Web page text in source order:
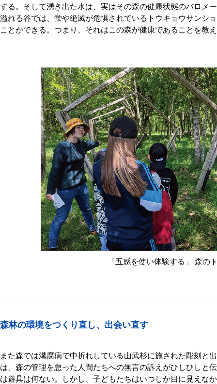
する。そして湧き出た水は、実はその森の健康状態のバロメ
溢れる谷では、蛍や絶滅が危惧されているトウキョウサンシ
ことができる。つまり、それはこの森が健康であることを教
「五感を使い体験する」 森の
森林の環境をつくり直し、出会い直す
また森では溝腐病で中折れしている山武杉に施された彫刻と
は、森の管理を怠った人間たちへの無言の訴えがひしひしと
は遊具は何ない。しかし、子どもたちはいつしか目に見えな